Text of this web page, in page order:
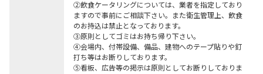
②飲食ケータリングについては、業者を指定しており
ますので事前にご相談下さい。また衛生管理上、飲食
のお持込は禁止となっております。
③原則としてゴミはお持ち帰り下さい。
④会場内、付帯設備、備品、建物へのテープ貼りや釘
打ち等はお断りしております。
⑤看板、広告等の掲示は原則としてお断りしておりま